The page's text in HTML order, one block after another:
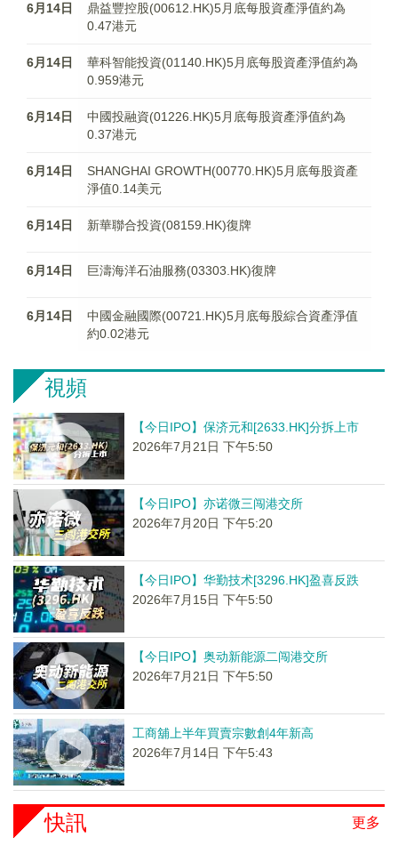
6月14日
鼎益豐控股(00612.HK)5月底每股資產淨值約為
0.47港元
6月14日
華科智能投資(01140.HK)5月底每股資產淨值約為
0.959港元
6月14日
中國投融資(01226.HK)5月底每股資產淨值約為
0.37港元
6月14日
SHANGHAI GROWTH(00770.HK)5月底每股資產
淨值0.14美元
6月14日 新華聯合投資(08159.HK)復牌
6月14日 巨濤海洋石油服務(03303.HK)復牌
6月14日
中國金融國際(00721.HK)5月底每股綜合資產淨值
約0.02港元
視頻
【今日IPO】保济元和[2633.HK]分拆上市
2026年7月21日 下午5:50
【今日IPO】亦诺微三闯港交所
2026年7月20日 下午5:20
【今日IPO】华勤技术[3296.HK]盈喜反跌
2026年7月15日 下午5:50
【今日IPO】奥动新能源二闯港交所
2026年7月21日 下午5:50
工商舖上半年買賣宗數創4年新高
2026年7月14日 下午5:43
更多
快訊